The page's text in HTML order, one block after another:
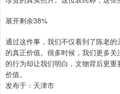
展开剩余38%
通过这件事，我们不仅看到了陈老
的真正价值。很多时候，我们更多
的行为却让我们明白，文物背后更
价值。
发布于：天津市